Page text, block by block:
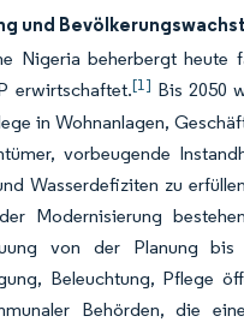
und
Nigeria beherbergt heute
erwirtschaftet.[1] Bis 2050
in Wohnanlagen,
vorbeugende
Wasserdefiziten zu
Modernisierung
von der Planung
Beleuchtung, Pflege
Behörden, die